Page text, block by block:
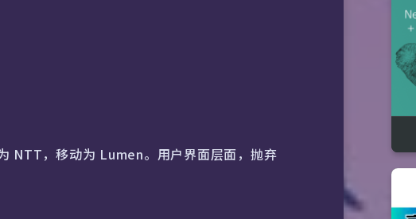
NTT，移动为 Lumen。用户界面层面，抛弃